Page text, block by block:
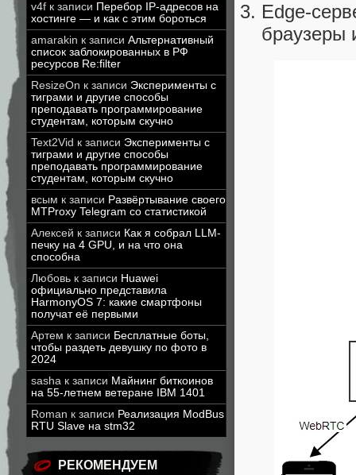
v4f к записи Перебор IP-адресов на
хостинге — и как с этим бороться
amarakin к записи Альтернативный
список заблокированных в РФ
ресурсов Re:filter
ResizeOn к записи Эксперименты с
тиграми и другие способы
преподавать программирование
студентам, которым скучно
Text2Vid к записи Эксперименты с
тиграми и другие способы
преподавать программирование
студентам, которым скучно
всым к записи Развёртывание своего
MTProxy Telegram со статистикой
Алексей к записи Как я собрал LLM-
печку на 4 GPU, и на что она
способна
Любовь к записи Huawei
официально представила
HarmonyOS 7: какие смартфоны
получат её первыми
Артем к записи Бесплатные боты,
чтобы раздеть девушку по фото в
2024
sasha к записи Майнинг биткоинов
на 55-летнем ветеране IBM 1401
Roman к записи Реализация ModBus
RTU Slave на stm32
РЕКОМЕНДУЕМ
Edge-
браузеры